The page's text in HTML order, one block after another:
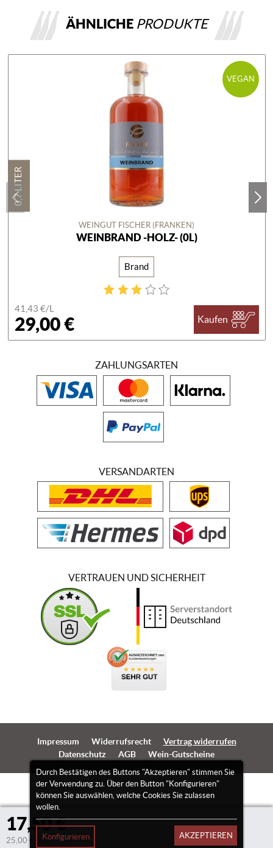
17,50 €
25,00 €/Liter
ÄHNLICHE PRODUKTE
VEGAN
0,7 LITER
WEINGUT FISCHER (FRANKEN)
WEINBRAND -HOLZ- (0L)
Brand
41,43 €/L
29,00 € Kaufen
Durch Bestätigen des Buttons "Akzeptieren" stimmen Sie
der Verwendung zu. Über den Button "Konfigurieren"
können Sie auswählen, welche Cookies Sie zulassen
wollen.
Konfigurieren AKZEPTIEREN
ZAHLUNGSARTEN
VERSANDARTEN
VERTRAUEN UND SICHERHEIT
Impressum Widerrufsrecht
Vertrag widerrufen
Datenschutz
AGB Wein-Gutscheine